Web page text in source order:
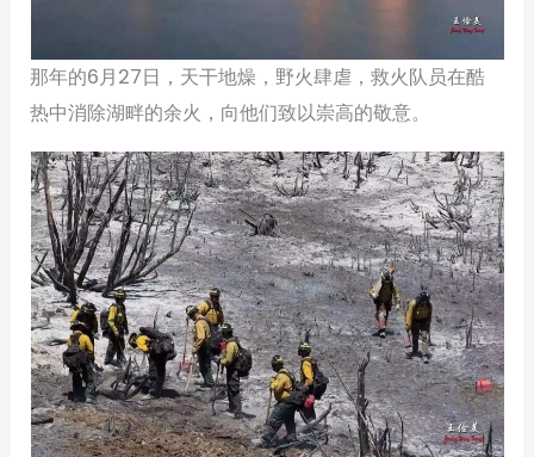
那年的6月27日，天干地燥，野火肆虐，救火队员在酷
热中消除湖畔的余火，向他们致以崇高的敬意。